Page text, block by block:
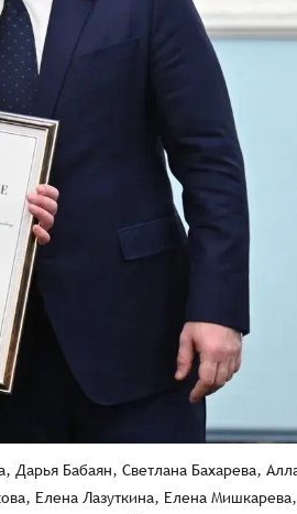
Бабаян, Светлана Бахарева,
Елена Лазуткина, Елена